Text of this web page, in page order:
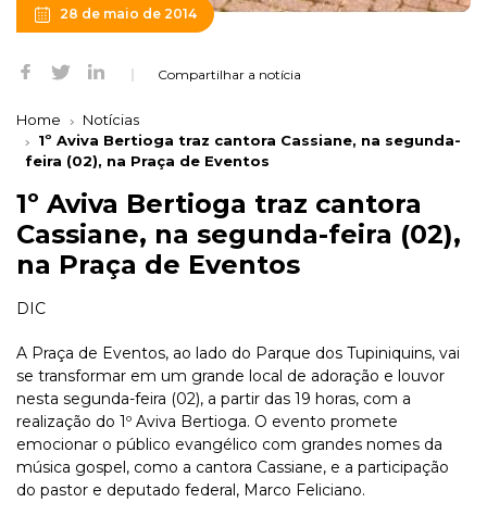
28 de maio de 2014
Compartilhar a notícia
Home
Notícias
1º Aviva Bertioga traz cantora Cassiane, na segunda-
feira (02), na Praça de Eventos
1º Aviva Bertioga traz cantora
Cassiane, na segunda-feira (02),
na Praça de Eventos
DIC
A Praça de Eventos, ao lado do Parque dos Tupiniquins, vai
se transformar em um grande local de adoração e louvor
nesta segunda-feira (02), a partir das 19 horas, com a
realização do 1º Aviva Bertioga. O evento promete
emocionar o público evangélico com grandes nomes da
música gospel, como a cantora Cassiane, e a participação
do pastor e deputado federal, Marco Feliciano.